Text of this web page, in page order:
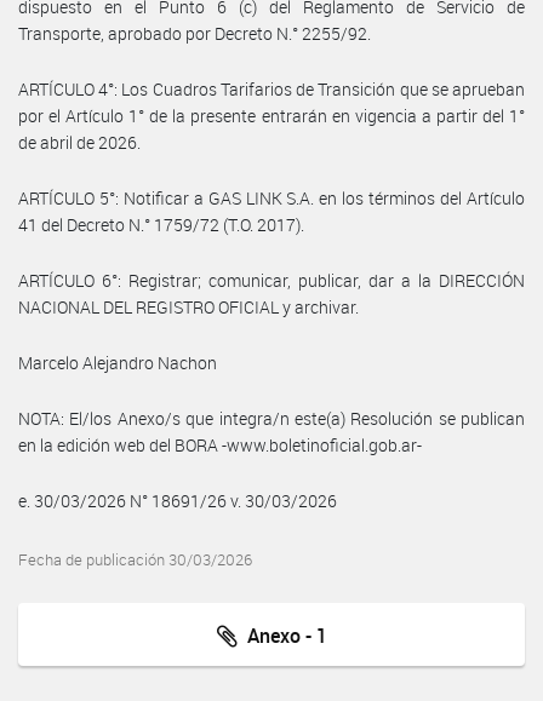
dispuesto en el Punto 6 (c) del Reglamento de Servicio de
Transporte, aprobado por Decreto N.° 2255/92.
ARTÍCULO 4°: Los Cuadros Tarifarios de Transición que se aprueban
por el Artículo 1° de la presente entrarán en vigencia a partir del 1°
de abril de 2026.
ARTÍCULO 5°: Notificar a GAS LINK S.A. en los términos del Artículo
41 del Decreto N.° 1759/72 (T.O. 2017).
ARTÍCULO 6°: Registrar; comunicar, publicar, dar a la DIRECCIÓN
NACIONAL DEL REGISTRO OFICIAL y archivar.
Marcelo Alejandro Nachon
NOTA: El/los Anexo/s que integra/n este(a) Resolución se publican
en la edición web del BORA -www.boletinoficial.gob.ar-
e. 30/03/2026 N° 18691/26 v. 30/03/2026
Fecha de publicación 30/03/2026
Anexo - 1